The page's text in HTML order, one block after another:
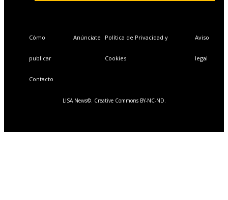
Cómo
publicar
Anúnciate Política de Privacidad y
Cookies
Aviso
legal
Contacto
LISA News©. Creative Commons BY-NC-ND.